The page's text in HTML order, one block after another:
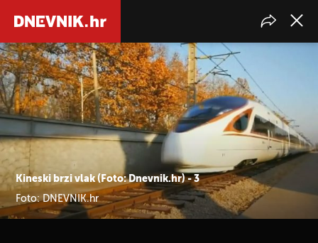
Kineski brzi vlak (Foto: Dnevnik.hr) - 3
Foto: DNEVNIK.hr